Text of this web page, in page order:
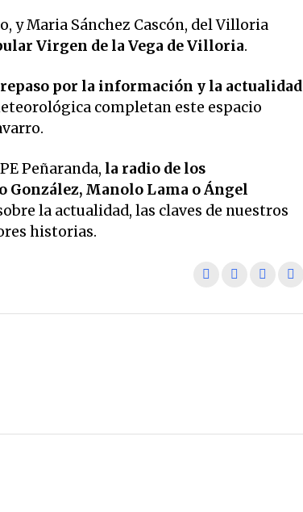
y Maria Sánchez Cascón, del Villoria
Virgen de la Vega de Villoria.
repaso por la información y la actualidad
completan este espacio
Peñaranda, la radio de los
González, Manolo Lama o Ángel
la actualidad, las claves de nuestros
historias.